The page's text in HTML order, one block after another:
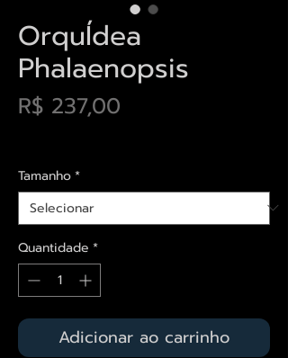
OrquÍdea
Phalaenopsis
R$ 237,00
Tamanho*
Quantidade *
Adicionar ao carrinho